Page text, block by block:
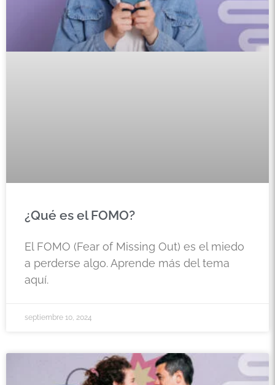
¿Qué es el FOMO?
El FOMO (Fear of Missing Out) es el miedo
a perderse algo. Aprende más del tema
aquí.
septiembre 10, 2024